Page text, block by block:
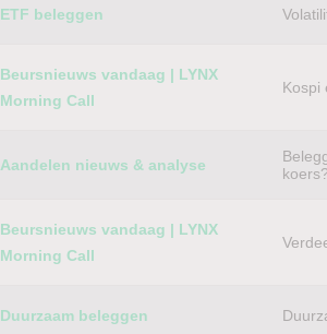
ETF beleggen
Beursnieuws vandaag | LYNX
Morning Call
Kospi
Aandelen nieuws & analyse
koers?
Beursnieuws vandaag | LYNX
Morning Call
Duurzaam beleggen